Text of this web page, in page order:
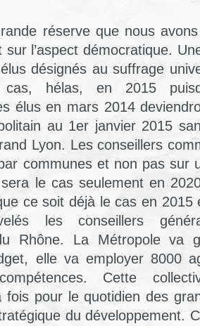
réserve que nous
sur l’aspect démocratique.
désignés au suffrage
hélas, en 2015
élus en mars 2014
au 1er janvier 2015
Lyon. Les conseillers
communes et non pas sur
le cas seulement en
ce soit déjà le cas en 2015
les conseillers
Rhône. La Métropole va
elle va employer 8000
Cette
fois pour le quotidien des
du développement.